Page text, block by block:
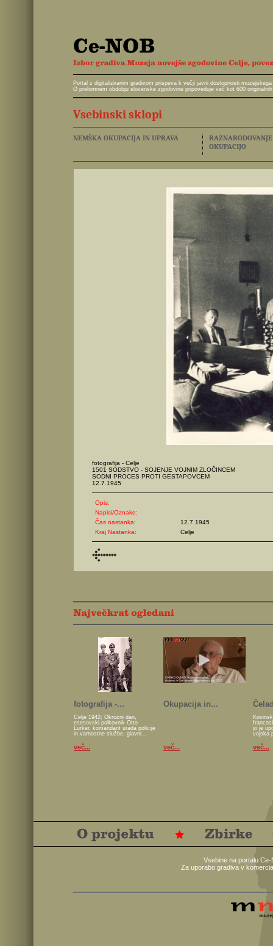
Portal z digitaliziranim gradivom prispeva k večji javni dostopnosti
O prelomnem obdobju slovenske zgodovine pripoveduje več kot 600
Vsebinski sklopi
NEMŠKA OKUPACIJA IN UPRAVA
OKUPACIJO
fotografija - Celje
1501 SODSTVO - SOJENJE VOJNIM ZLOČINCEM
SODNI PROCES PROTI GESTAPOVCEM
12.7.1945
Opis:
Napisi/Oznake:
Čas nastanka:
12.7.1945
Kraj Nastanka:
Celje
fotografija -...
Celje 1942; Okrožni dan,
esesovski polkovnik Otto
Lurker, komandant urada policije
in varnostne službe, glavni...
več...
Okupacija in...
več...
jo je
vojska
več...
Vsebine na portalu
Za uporabo gradiva v